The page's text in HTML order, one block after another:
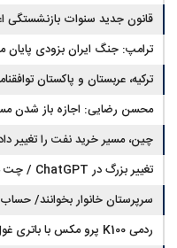
قانون جدید سنوات بازنشستگی
ترامپ: جنگ ایران بزودی پایان
ترکیه، عربستان و پاکستان
محسن رضایی: اجازه باز شدن
چین، مسیر خرید نفت را تغییر
تغییر بزرگ در ChatGPT / چت متنی نامحدود و رایگان
سرپرستان خانوار بخوانند/ حساب این افراد ۴
ردمی K100 پرو مکس با باتری غول‌پیکر و شارژ بی‌سیم روانه بازار می‌شود